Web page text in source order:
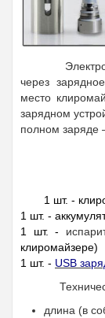
через
место
зарядном
полном
1 шт. -
1 шт. -
1 шт. -
клиромайзере)
1 шт. - USB
длина (в